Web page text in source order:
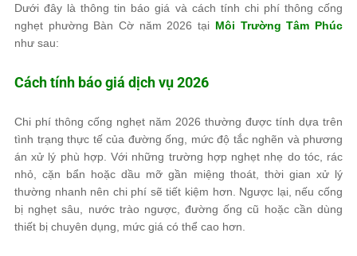
Dưới đây là thông tin báo giá và cách tính chi phí thông cống
nghẹt phường Bàn Cờ năm 2026 tại Môi Trường Tâm Phúc
như sau:
Cách tính báo giá dịch vụ 2026
Chi phí thông cống nghẹt năm 2026 thường được tính dựa trên
tình trạng thực tế của đường ống, mức độ tắc nghẽn và phương
án xử lý phù hợp. Với những trường hợp nghẹt nhẹ do tóc, rác
nhỏ, cặn bẩn hoặc dầu mỡ gần miệng thoát, thời gian xử lý
thường nhanh nên chi phí sẽ tiết kiệm hơn. Ngược lại, nếu cống
bị nghẹt sâu, nước trào ngược, đường ống cũ hoặc cần dùng
thiết bị chuyên dụng, mức giá có thể cao hơn.